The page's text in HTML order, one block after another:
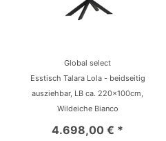
Global select
Esstisch Talara Lola - beidseitig
ausziehbar, LB ca. 220x100cm,
Wildeiche Bianco
4.698,00 € *